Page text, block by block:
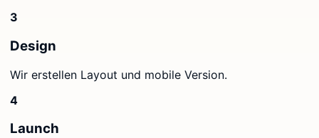
3
Design
Wir erstellen Layout und mobile Version.
4
Launch